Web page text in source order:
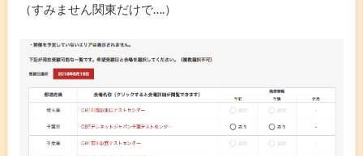
（すみません関東だけで….）